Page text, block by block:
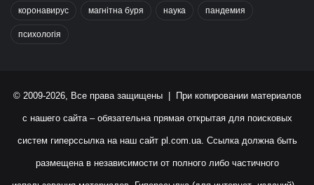
коронавирус магнітна буря наука пандемия
психологія
© 2009-2026, Все права защищены | При копировании материалов
с нашего сайта – обязательна прямая открытая для поисковых
систем гиперссылка на наш сайт pl.com.ua. Ссылка должна быть
размещена в независимости от полного либо частичного